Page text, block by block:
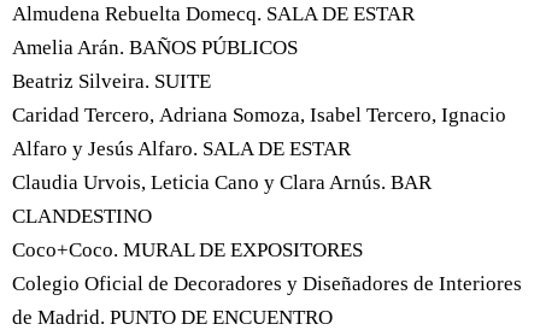
Almudena Rebuelta Domecq. SALA DE ESTAR
Amelia Arán. BAÑOS PÚBLICOS
Beatriz Silveira. SUITE
Caridad Tercero, Adriana Somoza, Isabel Tercero, Ignacio
Alfaro y Jesús Alfaro. SALA DE ESTAR
Claudia Urvois, Leticia Cano y Clara Arnús. BAR
CLANDESTINO
Coco+Coco. MURAL DE EXPOSITORES
Colegio Oficial de Decoradores y Diseñadores de Interiores
de Madrid. PUNTO DE ENCUENTRO